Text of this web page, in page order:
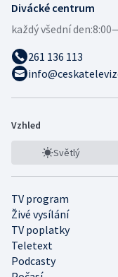
Divácké centrum
každý všední den:
261 136 113
Vzhled
Světlý
TV program
Živé vysílání
TV poplatky
Teletext
Podcasty